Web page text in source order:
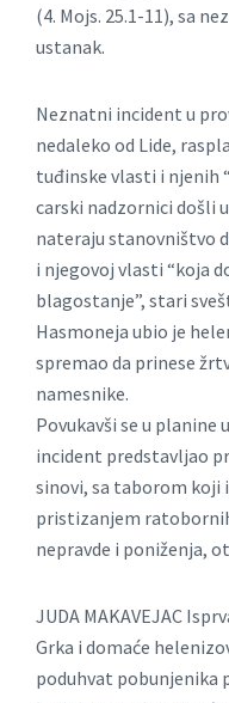
(4. Mojs. 25.1-11), sa
ustanak.
Neznatni incident u
nedaleko od Lide,
tuđinske vlasti i njenih
carski nadzornici došli
nateraju stanovništvo
i njegovoj vlasti “koja
blagostanje”, stari
Hasmoneja ubio je
spremao da prinese
namesnike.
Povukavši se u planine
incident predstavljao
sinovi, sa taborom koji
pristizanjem
nepravde i poniženja,
JUDA MAKAVEJAC
Grka i domaće
poduhvat pobunjenika